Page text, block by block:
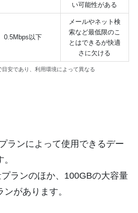
い可能性がある
0.5Mbps以下
メールやネット検
索など最低限のこ
とはできるが快適
さに欠ける
安であり、利用環境によって異なる
ランによって使用できるデー
ランのほか、100GBの大容量
があります。